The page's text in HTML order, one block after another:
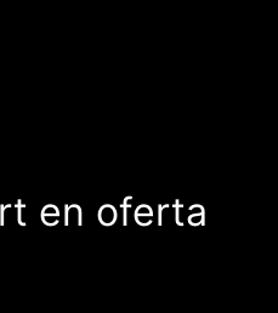
en oferta